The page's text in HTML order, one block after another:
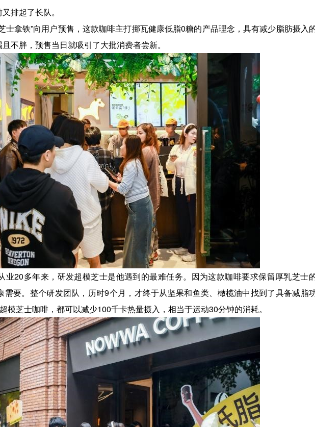
排起了长队。
拿铁”向用户预售，这款咖啡主打挪瓦健康低脂0糖的产品理念，具有减少脂肪摄入
不胖，预售当日就吸引了大批消费者尝新。
20多年来，研发超模芝士是他遇到的最难任务。因为这款咖啡要求保留厚乳芝士
要。整个研发团队，历时9个月，才终于从坚果和鱼类、橄榄油中找到了具备减脂
模芝士咖啡，都可以减少100千卡热量摄入，相当于运动30分钟的消耗。